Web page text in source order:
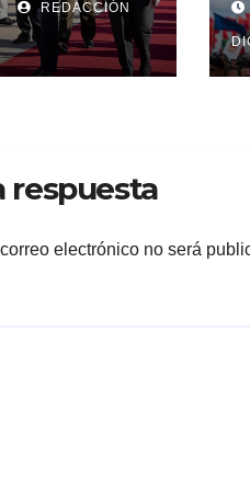
REDACCIÓN
respuesta
electrónico no será